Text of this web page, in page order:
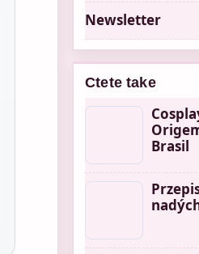
Newsletter
Ctete take
Brasil